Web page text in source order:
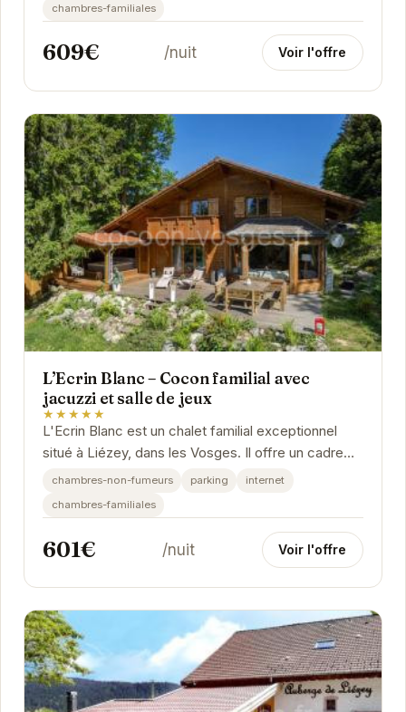
chambres-familiales
609€ /nuit Voir l'offre
L’Ecrin Blanc – Cocon familial avec
jacuzzi et salle de jeux
★★★★★
L'Ecrin Blanc est un chalet familial exceptionnel
situé à Liézey, dans les Vosges. Il offre un cadre
idéal pour des vacances relaxantes et...
chambres-non-fumeurs parking
internet
chambres-familiales
601€ /nuit Voir l'offre